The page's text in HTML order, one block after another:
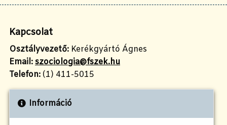
Kapcsolat
Osztályvezető: Kerékgyártó Ágnes
Email: szociologia@fszek.hu
Telefon: (1) 411-5015
Információ